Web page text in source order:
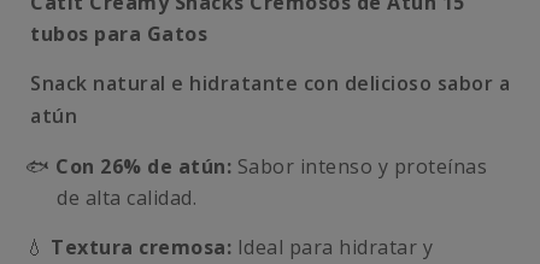
tubos para Gatos
Snack natural e hidratante con delicioso sabor a
atún
🐟 Con 26% de atún: Sabor intenso y proteínas
de alta calidad.
💧 Textura cremosa: Ideal para hidratar y